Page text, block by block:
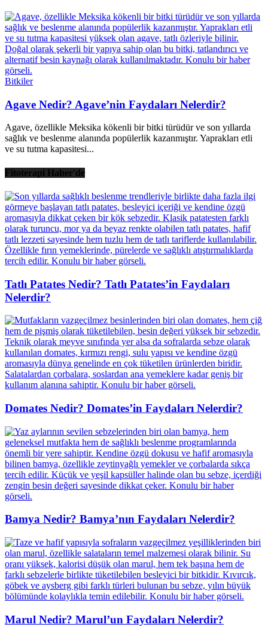
Bitkiler
Agave Nedir? Agave’nin Faydaları Nelerdir?
Agave, özellikle Meksika kökenli bir bitki türüdür ve son yıllarda
sağlık ve beslenme alanında popülerlik kazanmıştır. Yaprakları etli
ve su tutma kapasitesi...
Fitoterapi Haber'de
Tatlı Patates Nedir? Tatlı Patates’in Faydaları
Nelerdir?
Domates Nedir? Domates’in Faydaları Nelerdir?
Bamya Nedir? Bamya’nın Faydaları Nelerdir?
Marul Nedir? Marul’un Faydaları Nelerdir?